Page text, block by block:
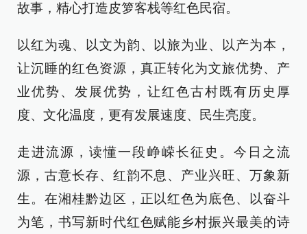
故事，精心打造皮箩客栈等红色民宿。
以红为魂、以文为韵、以旅为业、以产为本，
让沉睡的红色资源，真正转化为文旅优势、产
业优势、发展优势，让红色古村既有历史厚
度、文化温度，更有发展速度、民生亮度。
走进流源，读懂一段峥嵘长征史。今日之流
源，古意长存、红韵不息、产业兴旺、万象新
生。在湘桂黔边区，正以红色为底色、以奋斗
为笔，书写新时代红色赋能乡村振兴最美的诗